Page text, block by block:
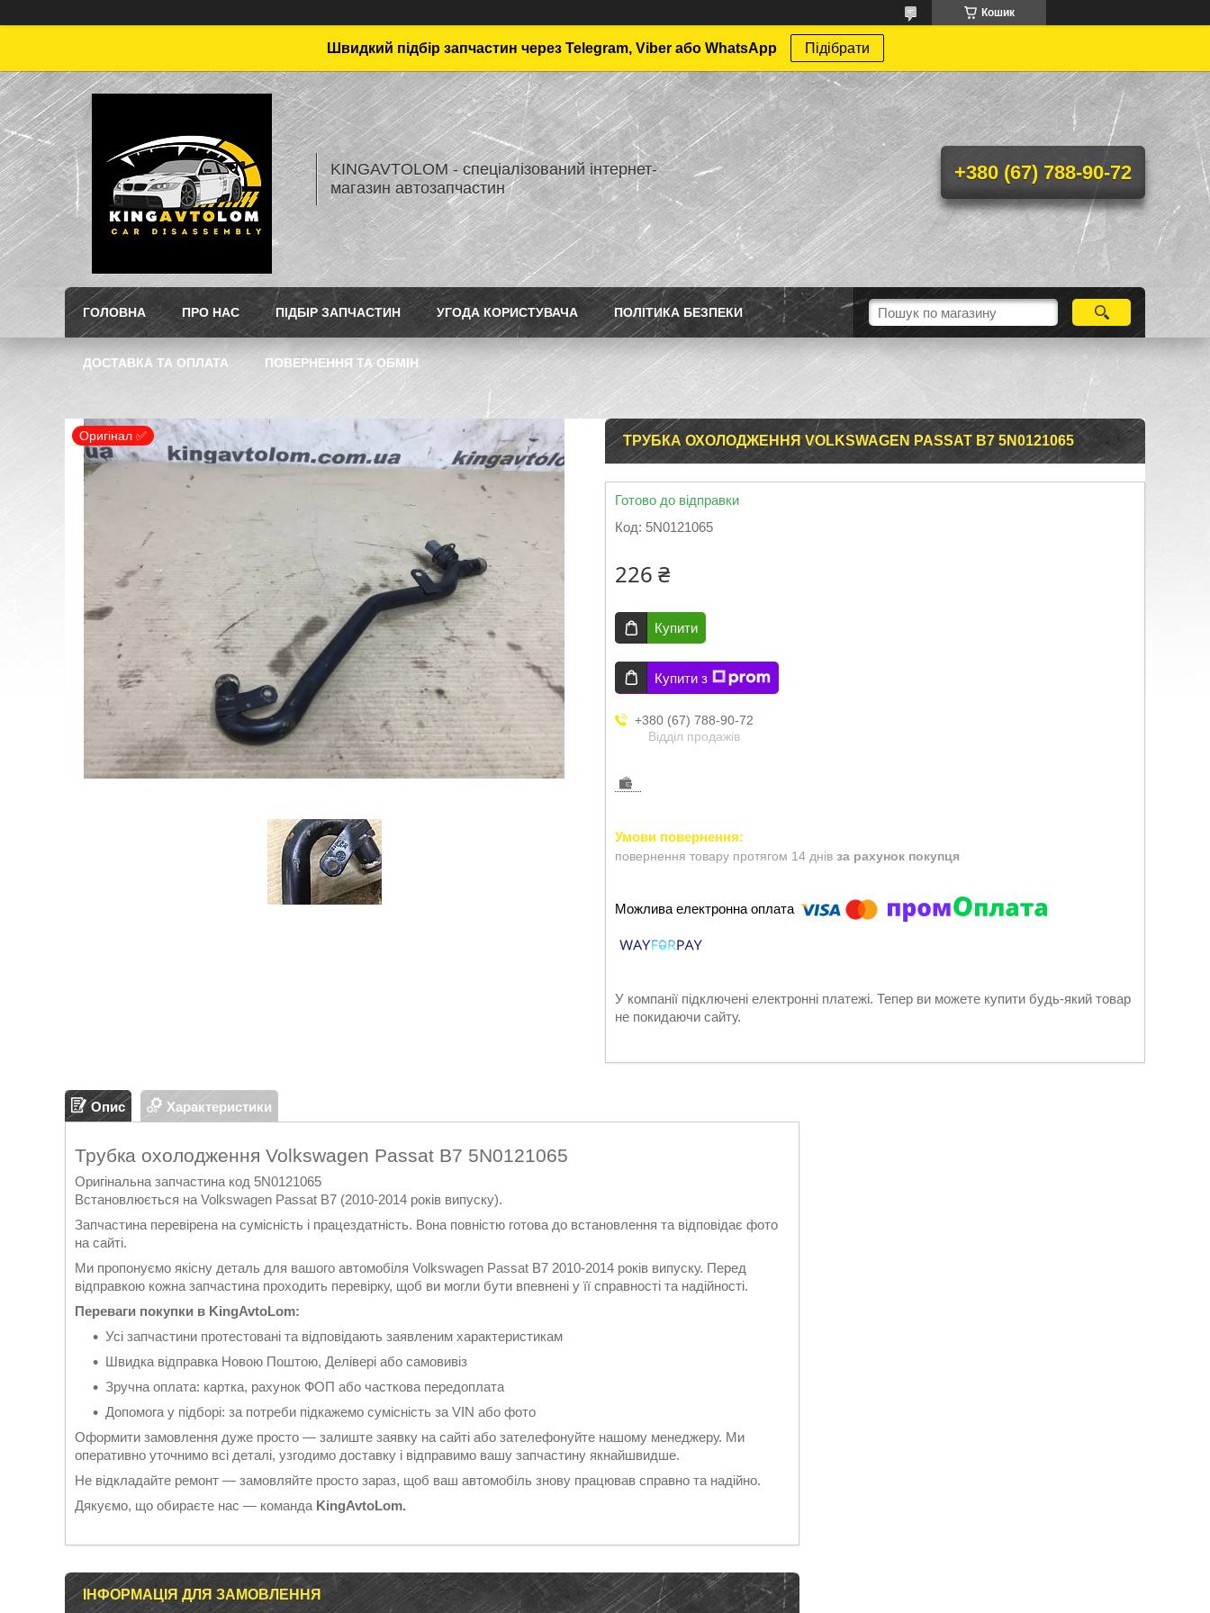
Кошик
Швидкий підбір запчастин через Telegram, Viber або WhatsApp Підібрати
KINGAVTOLOM - спеціалізований інтернет-
магазин автозапчастин
+380 (67) 788-90-72
ГОЛОВНА ПРО НАС ПІДБІР ЗАПЧАСТИН УГОДА КОРИСТУВАЧА ПОЛІТИКА БЕЗПЕКИ
ДОСТАВКА ТА ОПЛАТА ПОВЕРНЕННЯ ТА ОБМІН
Оригінал ✅ ТРУБКА ОХОЛОДЖЕННЯ VOLKSWAGEN PASSAT B7 5N0121065
Готово до відправки
Код: 5N0121065
226 ₴
Купити
Купити з
+380 (67) 788-90-72
Відділ продажів
повернення товару протягом 14 днів за рахунок покупця
У компанії підключені електронні платежі. Тепер ви можете купити будь-який товар
не покидаючи сайту.
Опис Характеристики
Трубка охолодження Volkswagen Passat B7 5N0121065
Оригінальна запчастина код 5N0121065
Встановлюється на Volkswagen Passat B7 (2010-2014 років випуску).
Запчастина перевірена на сумісність і працездатність. Вона повністю готова до встановлення та відповідає фото
на сайті.
Ми пропонуємо якісну деталь для вашого автомобіля Volkswagen Passat B7 2010-2014 років випуску. Перед
відправкою кожна запчастина проходить перевірку, щоб ви могли бути впевнені у її справності та надійності.
Переваги покупки в KingAvtoLom:
Усі запчастини протестовані та відповідають заявленим характеристикам
Швидка відправка Новою Поштою, Делівері або самовивіз
Зручна оплата: картка, рахунок ФОП або часткова передоплата
Допомога у підборі: за потреби підкажемо сумісність за VIN або фото
Оформити замовлення дуже просто — залиште заявку на сайті або зателефонуйте нашому менеджеру. Ми
оперативно уточнимо всі деталі, узгодимо доставку і відправимо вашу запчастину якнайшвидше.
Не відкладайте ремонт — замовляйте просто зараз, щоб ваш автомобіль знову працював справно та надійно.
Дякуємо, що обираєте нас — команда KingAvtoLom.
ІНФОРМАЦІЯ ДЛЯ ЗАМОВЛЕННЯ